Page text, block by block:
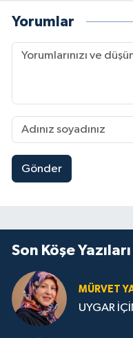
Yorumlar
Gönder
Son Köşe Yazıları
MÜRVET
UYGAR